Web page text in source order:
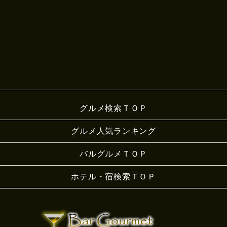
グルメ検索ＴＯＰ
グルメ人気ランキング
バルグルメＴＯＰ
ホテル・宿検索ＴＯＰ